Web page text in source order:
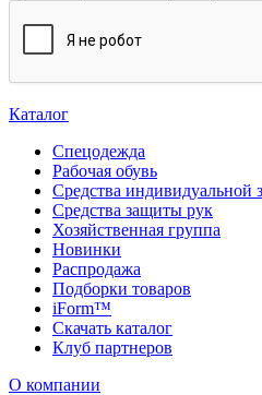
Каталог
Спецодежда
Рабочая обувь
Средства индивидуальной
Средства защиты рук
Хозяйственная группа
Новинки
Распродажа
Подборки товаров
iForm™
Скачать каталог
Клуб партнеров
О компании